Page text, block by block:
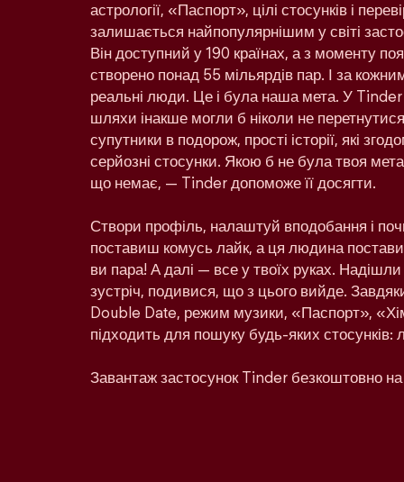
астрології, «Паспорт», цілі стосунків і
залишається найпопулярнішим у світі
Він доступний у 190 країнах, а з моменту
створено понад 55 мільярдів пар. І за
реальні люди. Це і була наша мета. У
шляхи інакше могли б ніколи не
супутники в подорож, прості історії, які
серйозні стосунки. Якою б не була твоя мета
що немає, — Tinder допоможе її досягти.
Створи профіль, налаштуй вподобання і
поставиш комусь лайк, а ця людина
ви пара! А далі — все у твоїх руках.
зустріч, подивися, що з цього вийде.
Double Date, режим музики, «Паспорт»,
підходить для пошуку будь-яких стосунків:
Завантаж застосунок Tinder безкоштовно